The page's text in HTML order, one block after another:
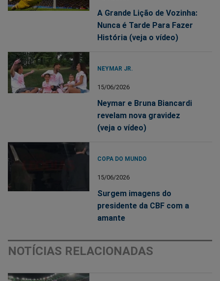
A Grande Lição de Vozinha:
Nunca é Tarde Para Fazer
História (veja o vídeo)
NEYMAR JR.
15/06/2026
Neymar e Bruna Biancardi
revelam nova gravidez
(veja o vídeo)
COPA DO MUNDO
15/06/2026
Surgem imagens do
presidente da CBF com a
amante
NOTÍCIAS RELACIONADAS